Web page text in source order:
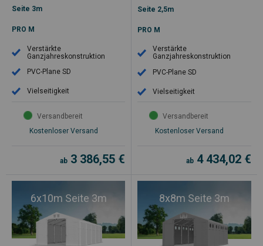
Seite 3m
PRO M
Verstärkte
Ganzjahreskonstruktion
PVC-Plane SD
Vielseitigkeit
Versandbereit
Kostenloser Versand
ab 3 386,55 €
Seite 2,5m
PRO M
Verstärkte
Ganzjahreskonstruktion
PVC-Plane SD
Vielseitigkeit
Versandbereit
Kostenloser Versand
ab 4 434,02 €
6x10m Seite 3m 8x8m Seite 3m